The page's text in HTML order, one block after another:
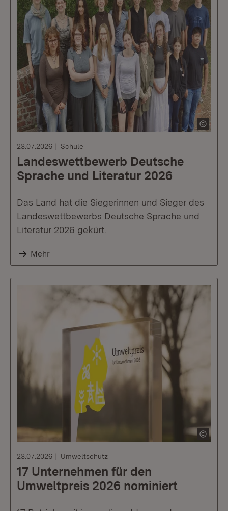
23.07.2026 Schule
Landeswettbewerb Deutsche
Sprache und Literatur 2026
Das Land hat die Siegerinnen und Sieger des
Landeswettbewerbs Deutsche Sprache und
Literatur 2026 gekürt.
Mehr
23.07.2026 Umweltschutz
17 Unternehmen für den
Umweltpreis 2026 nominiert